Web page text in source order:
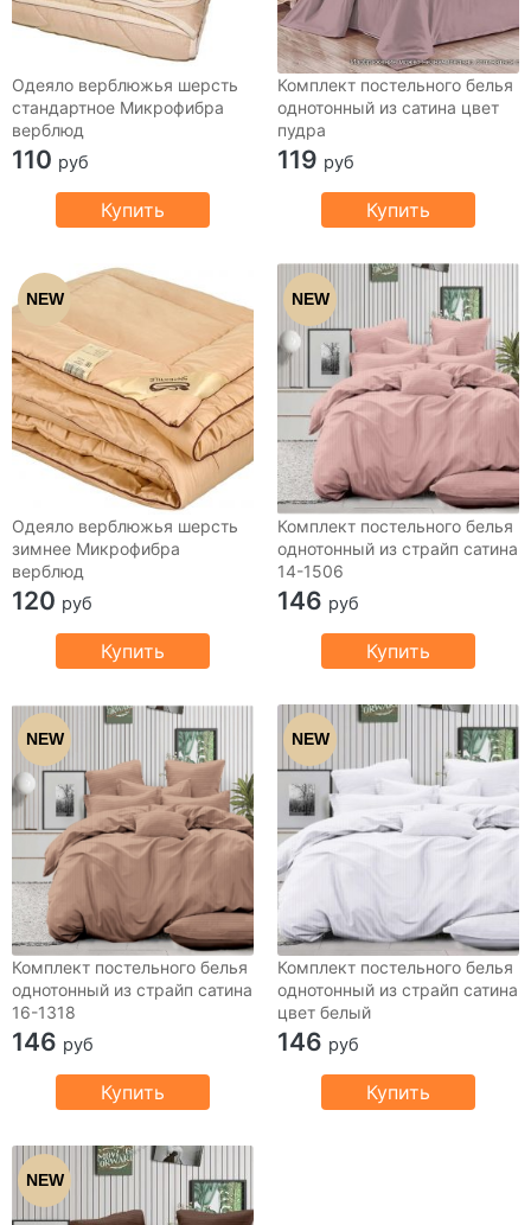
Одеяло верблюжья шерсть
стандартное Микрофибра
верблюд
110 руб
Купить
Комплект постельного белья
однотонный из сатина цвет
пудра
119 руб
Купить
NEW
Одеяло верблюжья шерсть
зимнее Микрофибра
верблюд
120 руб
Купить
NEW
Комплект постельного белья
однотонный из страйп сатина
14-1506
146 руб
Купить
NEW
Комплект постельного белья
однотонный из страйп сатина
16-1318
146 руб
Купить
NEW
Комплект постельного белья
однотонный из страйп сатина
цвет белый
146 руб
Купить
NEW